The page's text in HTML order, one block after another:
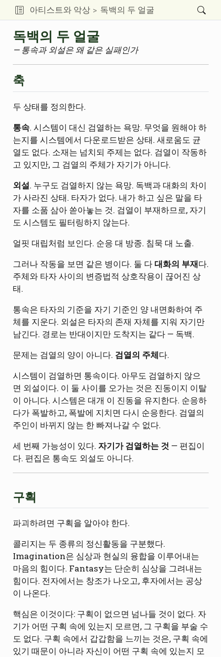
아티스트와 악상 독백의 두 얼굴
독백의 두 얼굴
— 통속과 외설은 왜 같은 실패인가
축
두 상태를 정의한다.
통속. 시스템이 대신 검열하는 욕망. 무엇을 원해야 하
는지를 시스템에서 다운로드받은 상태. 새로움도 균
열도 없다. 소재는 넘치되 주제는 없다. 검열이 작동하
고 있지만, 그 검열의 주체가 자기가 아니다.
외설. 누구도 검열하지 않는 욕망. 독백과 대화의 차이
가 사라진 상태. 타자가 없다. 내가 하고 싶은 말을 타
자를 소품 삼아 쏟아놓는 것. 검열이 부재하므로, 자기
도 시스템도 필터링하지 않는다.
얼핏 대립처럼 보인다. 순응 대 방종. 침묵 대 노출.
그러나 작동을 보면 같은 병이다. 둘 다대화의 부재다.
주체와 타자 사이의 변증법적 상호작용이 끊어진 상
태.
통속은 타자의 기준을 자기 기준인 양 내면화하여 주
체를 지운다. 외설은 타자의 존재 자체를 지워 자기만
남긴다. 경로는 반대이지만 도착지는 같다 — 독백.
문제는 검열의 양이 아니다. 검열의 주체다.
시스템이 검열하면 통속이다. 아무도 검열하지 않으
면 외설이다. 이 둘 사이를 오가는 것은 진동이지 이탈
이 아니다. 시스템은 대개 이 진동을 유지한다. 순응하
다가 폭발하고, 폭발에 지치면 다시 순응한다. 검열의
주인이 바뀌지 않는 한 빠져나갈 수 없다.
세 번째 가능성이 있다. 자기가 검열하는 것 — 편집이
다. 편집은 통속도 외설도 아니다.
구획
파괴하려면 구획을 알아야 한다.
콜리지는 두 종류의 정신활동을 구분했다.
Imagination은 심상과 현실의 융합을 이루어내는
마음의 힘이다. Fantasy는 단순히 심상을 그려내는
힘이다. 전자에서는 창조가 나오고, 후자에서는 공상
이 나온다.
핵심은 이것이다: 구획이 없으면 넘나들 것이 없다. 자
기가 어떤 구획 속에 있는지 모르면, 그 구획을 부술 수
도 없다. 구획 속에서 갑갑함을 느끼는 것은, 구획 속에
있기 때문이 아니라 자신이 어떤 구획 속에 있는지 모